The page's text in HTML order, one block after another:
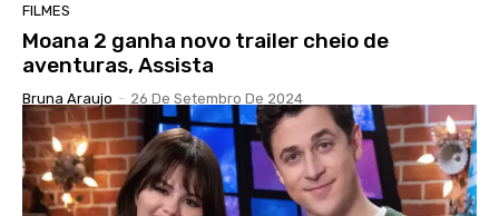
FILMES
Moana 2 ganha novo trailer cheio de
aventuras, Assista
Bruna Araujo - 26 De Setembro De 2024